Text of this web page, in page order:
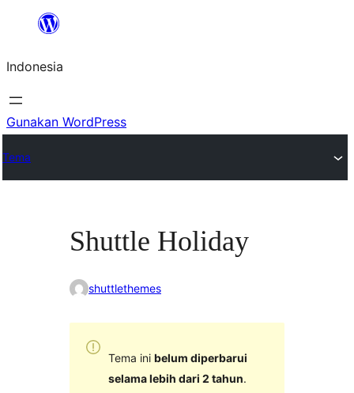
Lewati
konten
Indonesia
Gunakan WordPress
Tema
Shuttle Holiday
shuttlethemes
Tema ini belum diperbarui
selama lebih dari 2 tahun.